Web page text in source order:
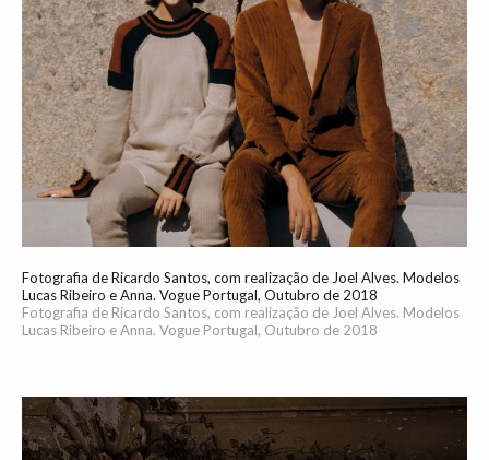
Fotografia de Ricardo Santos, com realização de Joel Alves. Modelos
Lucas Ribeiro e Anna. Vogue Portugal, Outubro de 2018
Fotografia de Ricardo Santos, com realização de Joel Alves. Modelos
Lucas Ribeiro e Anna. Vogue Portugal, Outubro de 2018